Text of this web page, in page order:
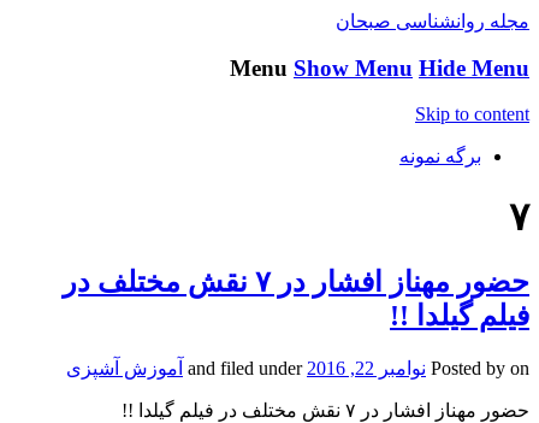
مجله روانشناسی صبحان
Menu Show Menu Hide Menu
Skip to content
برگه نمونه
۷
حضور مهناز افشار در ۷ نقش مختلف در
فیلم گیلدا !!
Posted by on نوامبر 22, 2016 and filed under آموزش آشپزی
حضور مهناز افشار در ۷ نقش مختلف در فیلم گیلدا !!